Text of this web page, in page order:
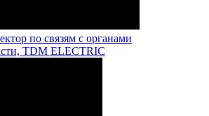
по связям с органами
TDM ELECTRIC